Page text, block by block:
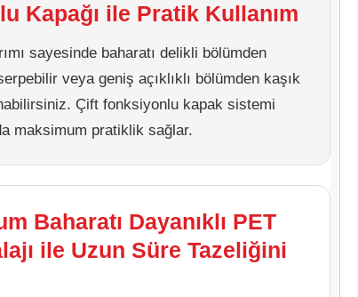
Kapağı ile Pratik Kullanım
sayesinde baharatı delikli bölümden
veya geniş açıklıklı bölümden kaşık
Çift fonksiyonlu kapak sistemi
maksimum pratiklik sağlar.
Baharatı Dayanıklı PET
ile Uzun Süre Tazeliğini